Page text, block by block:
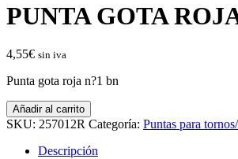
PUNTA GOTA
4,55€ sin iva
Punta gota roja n?1 bn
PUNTA
GOTA
Añadir al carrito
SKU: 257012R Categoría: Puntas para
Descripción